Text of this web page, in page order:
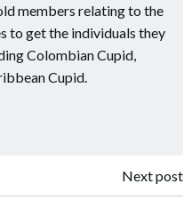
members relating to the
to get the individuals they
Colombian Cupid,
Cupid.
Navigazione
Next post